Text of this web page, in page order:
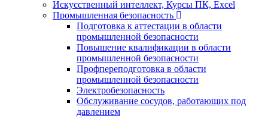
Искусственный интеллект, Курсы ПК, Excel
Промышленная безопасность
Подготовка к аттестации в области
промышленной безопасности
Повышение квалификации в области
промышленной безопасности
Профпереподготовка в области
промышленной безопасности
Электробезопасность
Обслуживание сосудов, работающих под
давлением